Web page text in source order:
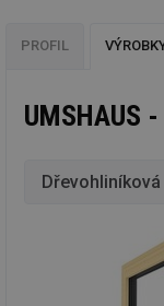
PROFIL
UMSHAUS
Dřevohliníková